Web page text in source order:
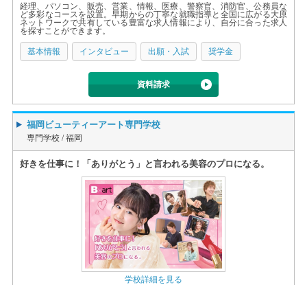
経理、パソコン、販売、営業、情報、医療、警察官、消防官、公務員な
ど多彩なコースを設置。早期からの丁寧な就職指導と全国に広がる大原
ネットワークで共有している豊富な求人情報により、自分に合った求人
を探すことができます。
基本情報 インタビュー 出願・入試 奨学金
資料請求
福岡ビューティーアート専門学校
専門学校 /福岡
好きを仕事に！「ありがとう」と言われる美容のプロになる。
学校詳細を見る